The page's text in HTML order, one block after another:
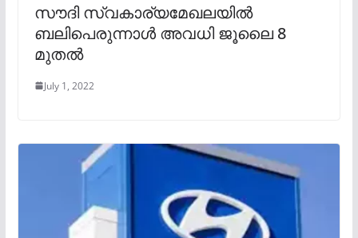
സൗദി സ്വകാര്യമേഖലയിൽ
ബലിപെരുന്നാൾ അവധി ജൂലൈ 8
മുതൽ
July 1, 2022